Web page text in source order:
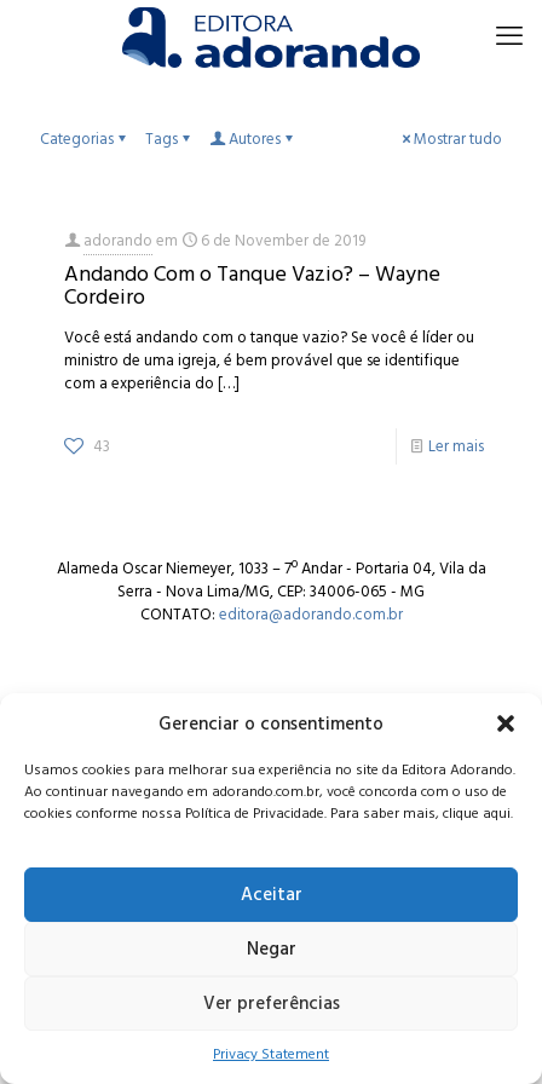
Gerenciar o consentimento
Usamos cookies para melhorar sua experiência no site da Editora Adorando.
Ao continuar navegando em adorando.com.br, você concorda com o uso de
cookies conforme nossa Política de Privacidade. Para saber mais, clique aqui.
Aceitar
Negar
Ver preferências
Privacy Statement
Categorias Tags Autores Mostrar tudo
adorandoem 6 de November de 2019
Andando Com o Tanque Vazio? – Wayne
Cordeiro
Você está andando com o tanque vazio? Se você é líder ou
ministro de uma igreja, é bem provável que se identifique
com a experiência do[…]
43 Ler mais
Alameda Oscar Niemeyer, 1033 – 7º Andar - Portaria 04, Vila da
Serra - Nova Lima/MG, CEP: 34006-065 - MG
CONTATO:editora@adorando.com.br
© Editora Adorando 2026. Todos os direitos reservados.
Consulte nossapolítica de privacidade.